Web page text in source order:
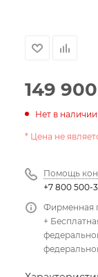
149 900
Нет в наличии
* Цена не
Помощь
+7 800 500-
Фирменная
+